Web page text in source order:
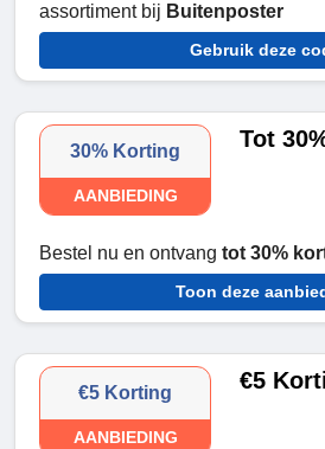
assortiment bij Buitenposter
Gebruik deze
30% Korting
AANBIEDING
Tot
Bestel nu en ontvang tot 30%
Toon deze
€5 Korting
AANBIEDING
€5